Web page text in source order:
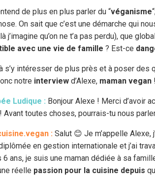
de plus en plus parler du “véganisme
On sait que c’est une démarche qui
j’imagine qu’on ne t’a pas perdu), que
avec une vie de famille ? Est-ce
s’y intéresser de plus près et à poser des
notre interview d’Alexe, maman vegan !
Ludique : Bonjour Alexe ! Merci d’avoir
Avant toutes choses, pourrais-tu nous
: Salut 😊 Je m’appelle
en gestion internationale et j’ai
6 ans, je suis une maman dédiée à sa
réelle passion pour la cuisine depuis